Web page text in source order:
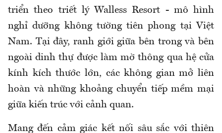
triển theo triết lý Walless Resort - mô hình
nghỉ dưỡng không tường tiên phong tại Việt
Nam. Tại đây, ranh giới giữa bên trong và bên
ngoài dinh thự được làm mờ thông qua hệ cửa
kính kích thước lớn, các không gian mở liên
hoàn và những khoảng chuyển tiếp mềm mại
giữa kiến trúc với cảnh quan.
Mang đến cảm giác kết nối sâu sắc với thiên